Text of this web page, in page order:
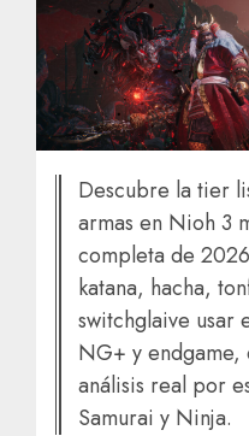
Descubre la tier
armas en Nioh 3
completa de
katana, hacha,
switchglaive usar
NG+ y endgame,
análisis real por
Samurai y Ninja.